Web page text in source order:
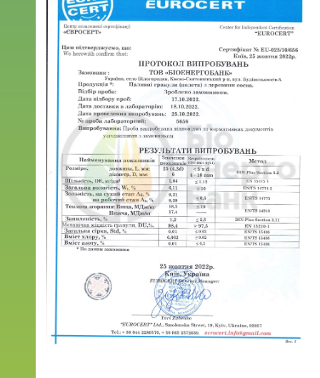
и
возврат
товара
Сертификаты
Блог
Контакты
Экспорт
+38
(097)
814
53
53
+38
(095)